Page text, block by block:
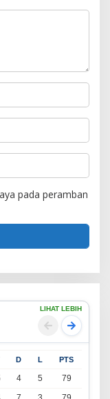
pada peramban
LIHAT LEBIH
D L PTS
4 5
79